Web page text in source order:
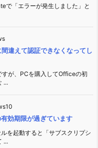
で「エラーが発生しました」と
違えて認証できなくなってし
すが、PCを購入してOfficeの初
...
効期限が過ぎています
を起動すると「サブスクリプシ
...